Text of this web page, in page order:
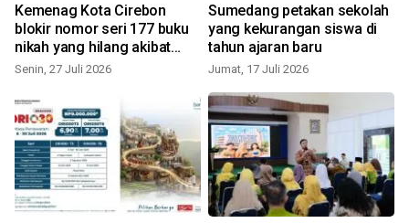
Kemenag Kota Cirebon
blokir nomor seri 177 buku
nikah yang hilang akibat
pencurian
Senin, 27 Juli 2026
Sumedang petakan sekolah
yang kekurangan siswa di
tahun ajaran baru
Jumat, 17 Juli 2026